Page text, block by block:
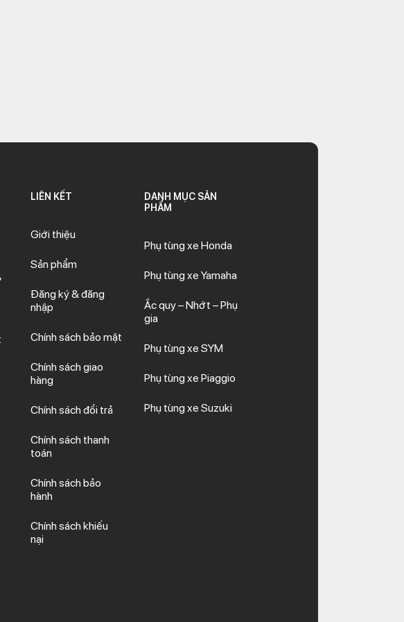
LIÊN KẾT
Giới thiệu
Sản phẩm
Đăng ký & đăng
nhập
Chính sách bảo mật
Chính sách giao
hàng
Chính sách đổi trả
Chính sách thanh
toán
Chính sách bảo
hành
Chính sách khiếu
nại
DANH MỤC SẢN
PHẨM
Phụ tùng xe Honda
Phụ tùng xe Yamaha
Ắc quy – Nhớt – Phụ
gia
Phụ tùng xe SYM
Phụ tùng xe Piaggio
Phụ tùng xe Suzuki